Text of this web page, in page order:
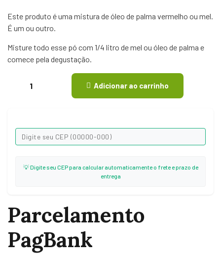
Este produto é uma mistura de óleo de palma vermelho ou mel.
É um ou outro.
Misture todo esse pó com 1/4 litro de mel ou óleo de palma e
comece pela degustação.
Adicionar ao carrinho
💡 Digite seu CEP para calcular automaticamente o frete e prazo de
entrega
Parcelamento
PagBank